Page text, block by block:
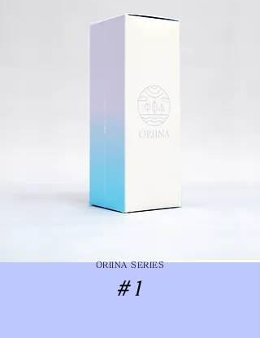
＃1
ORIINA SERIES